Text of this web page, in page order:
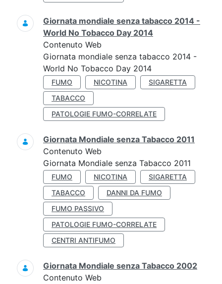
Giornata mondiale senza tabacco 2014 -
World No Tobacco Day 2014
Contenuto Web
Giornata mondiale senza tabacco 2014 -
World No Tobacco Day 2014
FUMO NICOTINA
SIGARETTA
TABACCO
PATOLOGIE FUMO-CORRELATE
Giornata Mondiale senza Tabacco 2011
Contenuto Web
Giornata Mondiale senza Tabacco 2011
FUMO NICOTINA
SIGARETTA
TABACCO
DANNI DA FUMO
FUMO PASSIVO
PATOLOGIE FUMO-CORRELATE
CENTRI ANTIFUMO
Giornata Mondiale senza Tabacco 2002
Contenuto Web